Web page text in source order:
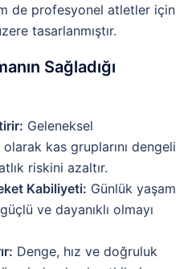
de profesyonel atletler için
tasarlanmıştır.
Sağladığı
Geleneksel
kas gruplarını dengeli
riskini azaltır.
Kabiliyeti: Günlük yaşam
ve dayanıklı olmayı
Denge, hız ve doğruluk